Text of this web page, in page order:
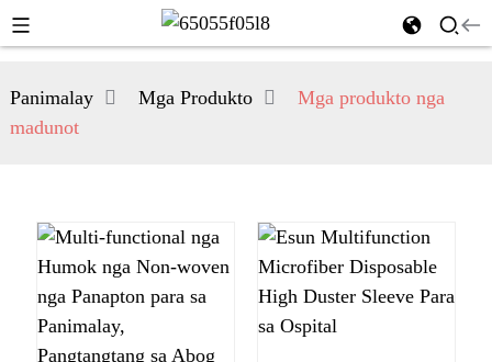
Panimalay Mga Produkto
Mga produkto nga
madunot